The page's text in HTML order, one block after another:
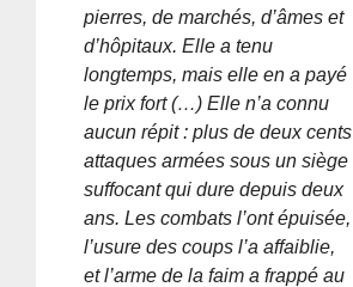
pierres, de marchés, d’âmes et
d’hôpitaux. Elle a tenu
longtemps, mais elle en a payé
le prix fort (…) Elle n’a connu
aucun répit : plus de deux cents
attaques armées sous un siège
suffocant qui dure depuis deux
ans. Les combats l’ont épuisée,
l’usure des coups l’a affaiblie,
et l’arme de la faim a frappé au